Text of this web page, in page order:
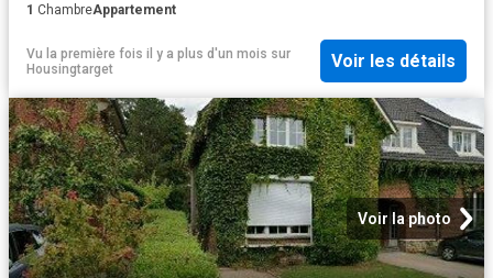
1 ChambreAppartement
Vu la première fois il y a plus d'un mois sur
Housingtarget
Voir les détails
Voir la photo